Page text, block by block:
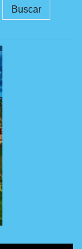
Buscar